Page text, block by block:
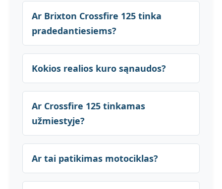
Ar Brixton Crossfire 125 tinka
pradedantiesiems?
Kokios realios kuro sąnaudos?
Ar Crossfire 125 tinkamas
užmiestyje?
Ar tai patikimas motociklas?